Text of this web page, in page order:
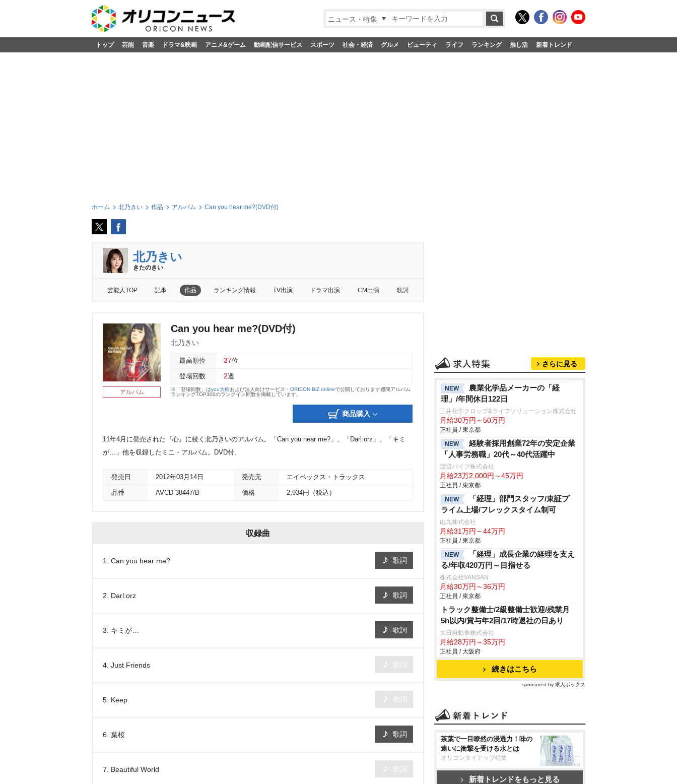
ニュース・特集
トップ 芸能 音楽 ドラマ&映画 アニメ&ゲーム 動画配信サービス スポーツ 社会・経済 グルメ ビューティ ライフ ランキング 推し活 新着トレンド
ホーム 北乃きい 作品 アルバム Can you hear me?(DVD付)
北乃きい
きたのきい
芸能人TOP 記事 作品 ランキング情報 TV出演 ドラマ出演 CM出演 歌詞
アルバム
Can you hear me?(DVD付)
北乃きい
最高順位 37位
登場回数 2週
※「登場回数」はyou大樹および法人向けサービス・ ORICON BiZ onlineで公開しております週間アルバム
ランキングTOP300のランクイン回数を掲載しています。
商品購入
11年4月に発売された『心』に続く北乃きいのアルバム。「Can you hear me?」、「Darl:orz」、「キミ
が…」他を収録したミニ・アルバム。DVD付。
発売日 2012年03月14日 発売元 エイベックス・トラックス
品番 AVCD-38447/B 価格 2,934円（税込）
収録曲
1. Can you hear me? 歌詞
2. Darl:orz 歌詞
3. キミが… 歌詞
4. Just Friends
5. Keep
6. 葉桜 歌詞
7. Beautiful World
さらに見る
NEW
農業化学品メーカーの「経
理」/年間休日122日
三井化学クロップ&ライフソリューション株式会社
月給30万円～50万円
正社員 / 東京都
NEW
経験者採用創業72年の安定企業
「人事労務職」20代～40代活躍中
渡辺パイプ株式会社
月給23万2,000円～45万円
正社員 / 東京都
NEW
「経理」部門スタッフ/東証プ
ライム上場/フレックスタイム制可
山九株式会社
月給31万円～44万円
正社員 / 東京都
NEW
「経理」成長企業の経理を支え
る/年収420万円～目指せる
株式会社VANSAN
月給30万円～36万円
正社員 / 東京都
トラック整備士/2級整備士歓迎/残業月
5h以内/賞与年2回/17時退社の日あり
大日自動車株式会社
月給28万円～35万円
正社員 / 大阪府
続きはこちら
sponsored by 求人ボックス
茶葉で一目瞭然の浸透力！味の
違いに衝撃を受ける水とは
オリコンタイアップ特集
新着トレンドをもっと見る